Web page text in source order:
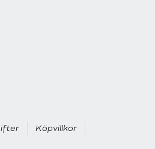
Köpvillkor